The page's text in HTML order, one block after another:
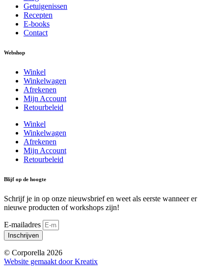
Getuigenissen
Recepten
E-books
Contact
Webshop
Winkel
Winkelwagen
Afrekenen
Mijn Account
Retourbeleid
Winkel
Winkelwagen
Afrekenen
Mijn Account
Retourbeleid
Blijf op de hoogte
Schrijf je in op onze nieuwsbrief en weet als eerste wanneer er
nieuwe producten of workshops zijn!
E-mailadres
Inschrijven
© Corporella 2026
Website gemaakt door Kreatix